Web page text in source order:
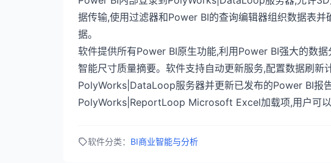
据传输,使用过滤器和Power BI的查询编辑器组织数据表
据。
软件提供所有Power BI原生功能,利用Power BI强大的数
智能尺寸质量摘要。软件支持自动更新服务,配置数据刷新
PolyWorks|DataLoop服务器并更新已发布的Power BI报
PolyWorks|ReportLoop Microsoft Excel加载项,用户可以
软件分类： BI商业智能与分析